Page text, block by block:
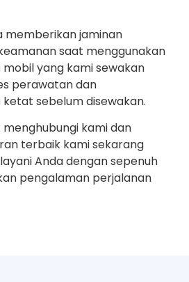
memberikan jaminan
saat menggunakan
mobil yang kami sewakan
perawatan dan
sebelum disewakan.
kami dan
terbaik kami sekarang
Anda dengan sepenuh
pengalaman perjalanan